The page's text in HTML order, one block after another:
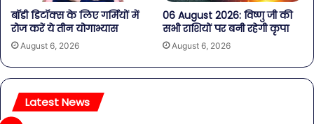
बॉडी डिटॉक्स के लिए गर्मियों में
रोज करें ये तीन योगाभ्यास
August 6, 2026
06 August 2026: विष्णु जी की
सभी राशियों पर बनी रहेगी कृपा
August 6, 2026
Latest News